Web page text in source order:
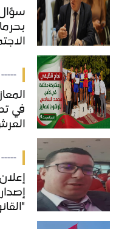
-----
في
-----